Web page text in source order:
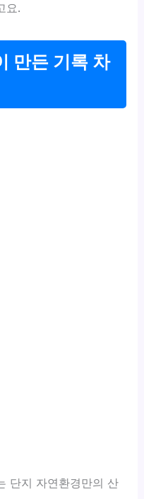
요.
만든 기록 차
단지 자연환경만의 산